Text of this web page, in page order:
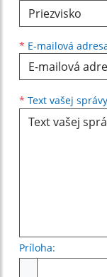
* E-mailová
* Text vašej
Príloha: